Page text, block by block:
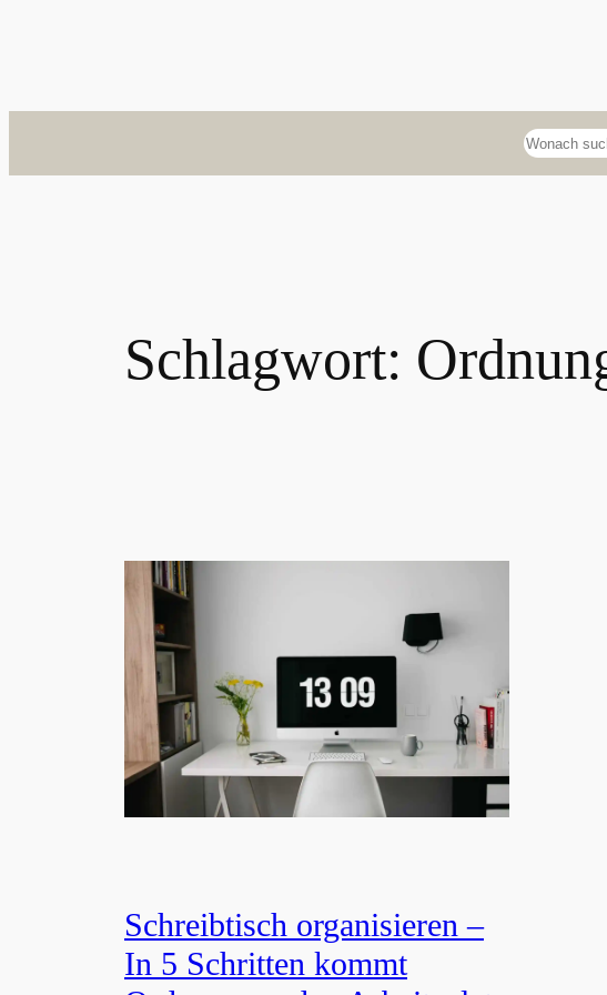
Suchen
Schlagwort:
Schreibtisch organisieren –
In 5 Schritten kommt